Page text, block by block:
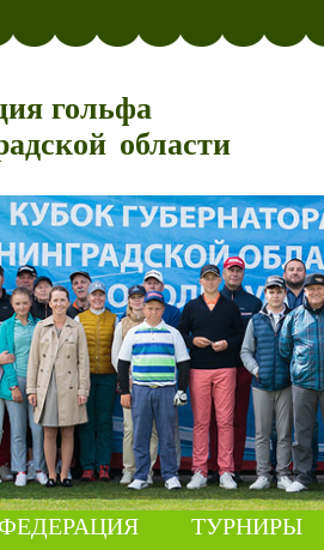
гольфа
области
ТУРНИРЫ